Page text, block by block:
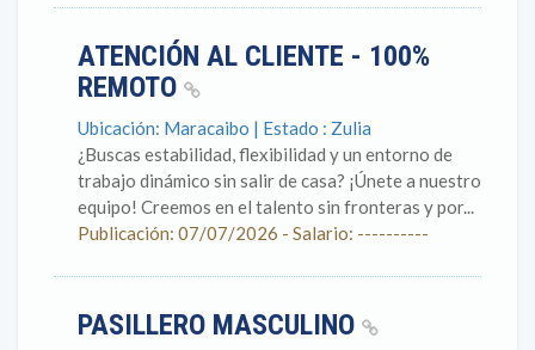
ATENCIÓN AL CLIENTE - 100%
REMOTO
Ubicación: Maracaibo | Estado : Zulia
¿Buscas estabilidad, flexibilidad y un entorno de
trabajo dinámico sin salir de casa? ¡Únete a nuestro
equipo! Creemos en el talento sin fronteras y por...
Publicación: 07/07/2026 - Salario: ----------
PASILLERO MASCULINO